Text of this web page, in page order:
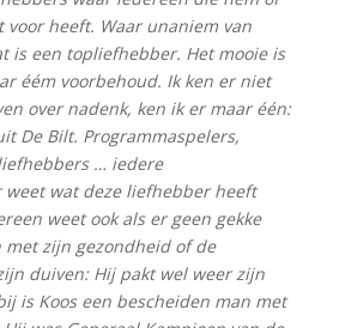
voor heeft. Waar unaniem van
is een topliefhebber. Het mooie is
éém voorbehoud. Ik ken er niet
over nadenk, ken ik er maar één:
De Bilt. Programmaspelers,
… iedere
wat deze liefhebber heeft
weet ook als er geen gekke
zijn gezondheid of de
duiven: Hij pakt wel weer zijn
is Koos een bescheiden man met